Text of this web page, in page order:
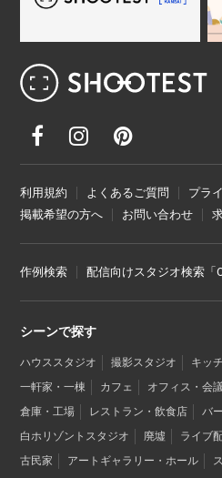
利用規約 よくあるご質問
プラ
掲載希望の方へ
お問い合わせ
作例検索 配信向けスタジオ検索「
シーンで探す
ハウススタジオ 撮影スタジオ キッ
一軒家・一棟
カフェ オフィス・会
倉庫・工場
レストラン・飲食店
バ
白ホリゾントスタジオ
廃墟 ライブ
古民家
アートギャラリー・ホール